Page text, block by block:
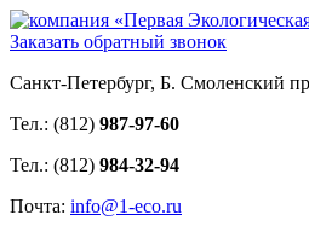
Заказать обратный звонок
Санкт-Петербург, Б. Смоленский
Тел.: (812) 987-97-60
Тел.: (812) 984-32-94
Почта: info@1-eco.ru